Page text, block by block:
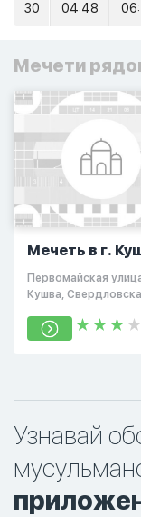
30 04:48
Мечети
Мечеть в г.
Первомайская
Кушва,
Узнавай